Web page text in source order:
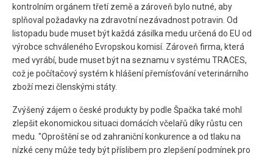
kontrolním orgánem třetí země a zároveň bylo nutné, aby
splňoval požadavky na zdravotní nezávadnost potravin. Od
listopadu bude muset být každá zásilka medu určená do EU od
výrobce schváleného Evropskou komisí. Zároveň firma, která
med vyrábí, bude muset být na seznamu v systému TRACES,
což je počítačový systém k hlášení přemísťování veterinárního
zboží mezi členskými státy.
Zvýšený zájem o české produkty by podle Špačka také mohl
zlepšit ekonomickou situaci domácích včelařů díky růstu cen
medu. "Oproštění se od zahraniční konkurence a od tlaku na
nízké ceny může tedy být příslibem pro zlepšení podmínek pro